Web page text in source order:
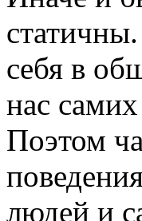
себя в
нас
Поэтом
людей и